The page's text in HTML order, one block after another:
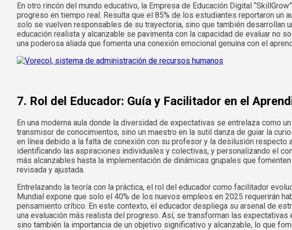
En otro rincón del mundo educativo, la Empresa de Educación Digital
progreso en tiempo real. Resulta que el 85% de los estudiantes reportaron
solo se vuelven responsables de su trayectoria, sino que también desarrollan
educación realista y alcanzable se pavimenta con la capacidad de evaluar no
una poderosa aliada que fomenta una conexión emocional genuina con el
7. Rol del Educador: Guía y Facilitador en el
En una moderna aula donde la diversidad de expectativas se entrelaza como
transmisor de conocimientos, sino un maestro en la sutil danza de guiar la
en línea debido a la falta de conexión con su profesor y la desilusión respecto
identificando las aspiraciones individuales y colectivas, y personalizando el
más alcanzables hasta la implementación de dinámicas grupales que
revisada y ajustada.
Entrelazando la teoría con la práctica, el rol del educador como facilitador
Mundial expone que solo el 40% de los nuevos empleos en 2025 requerirán
pensamiento crítico. En este contexto, el educador despliega su arsenal de
una evaluación más realista del progreso. Así, se transforman las
sino también la importancia de un objetivo significativo y alcanzable, lo que